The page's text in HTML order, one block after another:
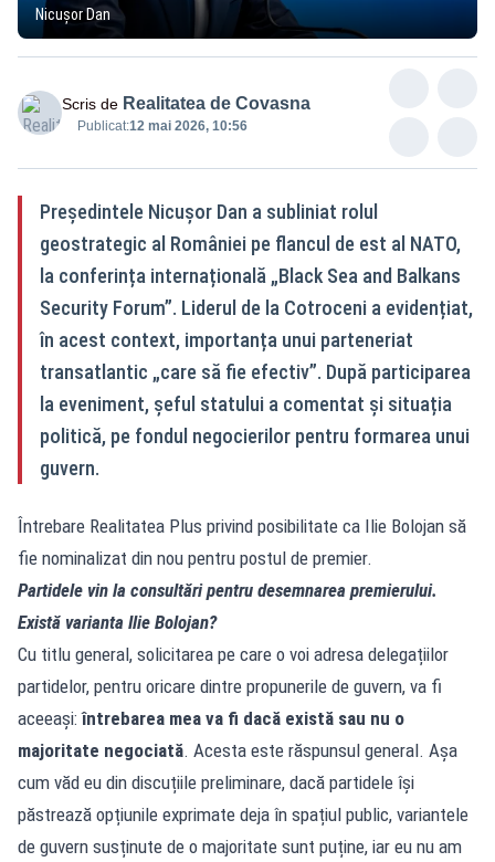
Nicușor Dan
Scris de Realitatea de Covasna
Publicat:12 mai 2026, 10:56
Președintele Nicușor Dan a subliniat rolul
geostrategic al României pe flancul de est al NATO,
la conferința internațională „Black Sea and Balkans
Security Forum”. Liderul de la Cotroceni a evidențiat,
în acest context, importanța unui parteneriat
transatlantic „care să fie efectiv”. După participarea
la eveniment, șeful statului a comentat și situația
politică, pe fondul negocierilor pentru formarea unui
guvern.
Întrebare Realitatea Plus privind posibilitate ca Ilie Bolojan să
fie nominalizat din nou pentru postul de premier.
Partidele vin la consultări pentru desemnarea premierului.
Există varianta Ilie Bolojan?
Cu titlu general, solicitarea pe care o voi adresa delegațiilor
partidelor, pentru oricare dintre propunerile de guvern, va fi
aceeași:întrebarea mea va fi dacă există sau nu o
majoritate negociată. Acesta este răspunsul general. Așa
cum văd eu din discuțiile preliminare, dacă partidele își
păstrează opțiunile exprimate deja în spațiul public, variantele
de guvern susținute de o majoritate sunt puține, iar eu nu am